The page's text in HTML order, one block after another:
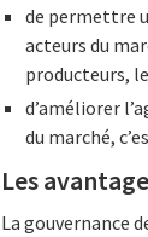
de permettre
acteurs du
producteurs,
d’améliorer
du marché,
Les
La gouvernance